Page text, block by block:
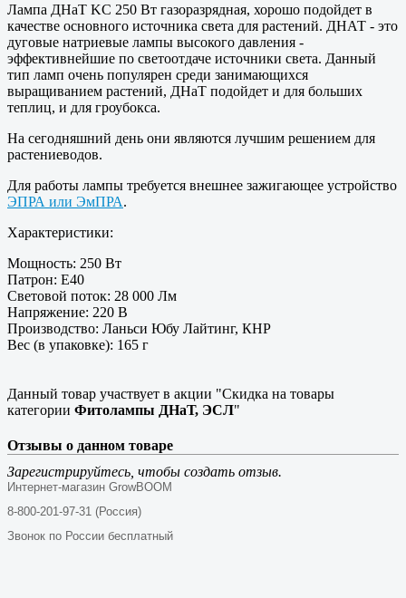
Лампа ДНаТ KC 250 Вт газоразрядная, хорошо подойдет в
качестве основного источника света для растений. ДНАТ - это
дуговые натриевые лампы высокого давления -
эффективнейшие по светоотдаче источники света. Данный
тип ламп очень популярен среди занимающихся
выращиванием растений, ДНаТ подойдет и для больших
теплиц, и для гроубокса.
На сегодняшний день они являются лучшим решением для
растениеводов.
Для работы лампы требуется внешнее зажигающее устройство
ЭПРА или ЭмПРА.
Характеристики:
Мощность: 250 Вт
Патрон: E40
Световой поток: 28 000 Лм
Напряжение: 220 В
Производство: Ланьси Юбу Лайтинг, КНР
Вес (в упаковке): 165 г
Данный товар участвует в акции "Скидка на товары
категории Фитолампы ДНаТ, ЭСЛ"
Отзывы о данном товаре
Зарегистрируйтесь, чтобы создать отзыв.
Интернет-магазин GrowBOOM
8-800-201-97-31 (Россия)
Звонок по России бесплатный